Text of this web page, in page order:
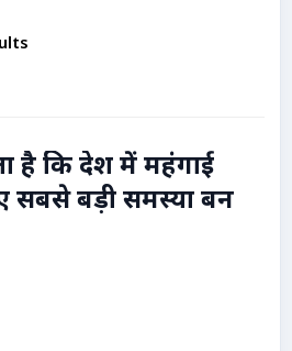
है कि देश में महंगाई
सबसे बड़ी समस्या बन